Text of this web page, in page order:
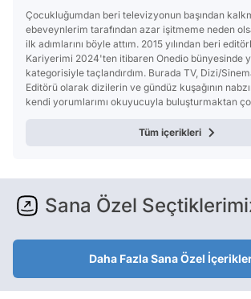
Çocukluğumdan beri televizyonun başından
ebeveynlerim tarafından azar işitmeme neden
ilk adımlarını böyle attım. 2015 yılından beri
Kariyerimi 2024'ten itibaren Onedio bünyesinde
kategorisiyle taçlandırdım. Burada TV, Dizi/
Editörü olarak dizilerin ve gündüz kuşağının
kendi yorumlarımı okuyucuyla buluşturmaktan
Tüm içerikleri
Sana Özel
Daha Fazla Sana Özel